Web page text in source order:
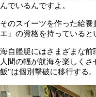
んでいるんですよ。
そのスイーツを作った給
エ』の資格を持っていると
海自艦艇にはさまざまな
人間の幅が航海を楽しく
飯"は個別撃破に移行する。